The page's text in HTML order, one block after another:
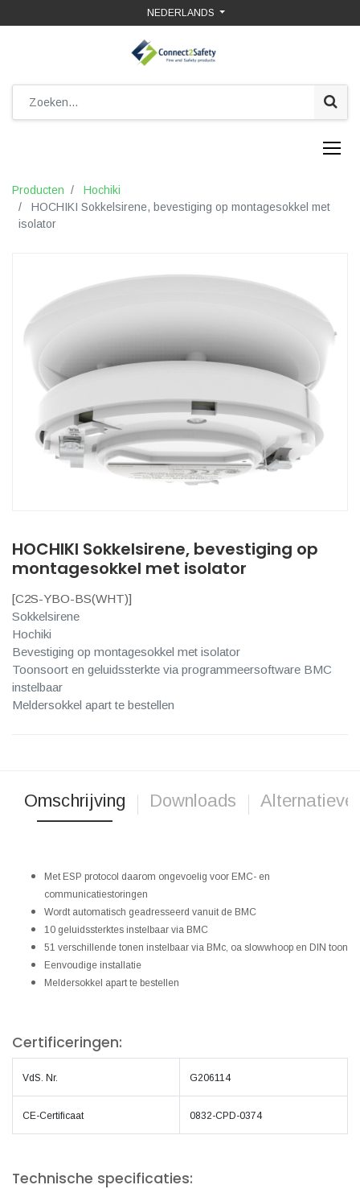
NEDERLANDS
Producten
Hochiki
HOCHIKI Sokkelsirene, bevestiging op montagesokkel met
isolator
HOCHIKI Sokkelsirene, bevestiging op
montagesokkel met isolator
[C2S-YBO-BS(WHT)]
Sokkelsirene
Hochiki
Bevestiging op montagesokkel met isolator
Toonsoort en geluidssterkte via programmeersoftware BMC
instelbaar
Meldersokkel apart te bestellen
Omschrijving Downloads Alternatieve
Met ESP protocol daarom ongevoelig voor EMC- en
communicatiestoringen
Wordt automatisch geadresseerd vanuit de BMC
10 geluidssterktes instelbaar via BMC
51 verschillende tonen instelbaar via BMc, oa slowwhoop en DIN toon
Eenvoudige installatie
Meldersokkel apart te bestellen
Certificeringen:
VdS. Nr. G206114
CE-Certificaat 0832-CPD-0374
Technische specificaties: